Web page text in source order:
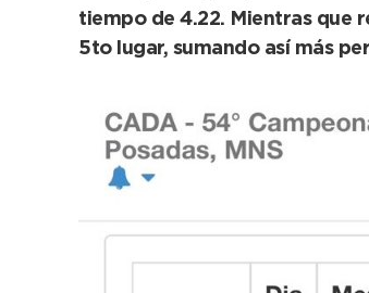
tiempo de 4.22. Mientras que
5to lugar, sumando así más